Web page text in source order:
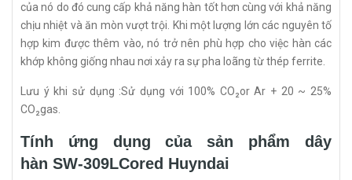
của nó do đó cung cấp khả năng hàn tốt hơn cùng với khả năng
chịu nhiệt và ăn mòn vượt trội. Khi một lượng lớn các nguyên tố
hợp kim được thêm vào, nó trở nên phù hợp cho việc hàn các
khớp không giống nhau nơi xảy ra sự pha loãng từ thép ferrite.
Lưu ý khi sử dụng :Sử dụng với 100% CO₂or Ar + 20 ~ 25%
CO₂gas.
Tính ứng dụng của sản phẩm dây
hàn SW-309LCored Huyndai